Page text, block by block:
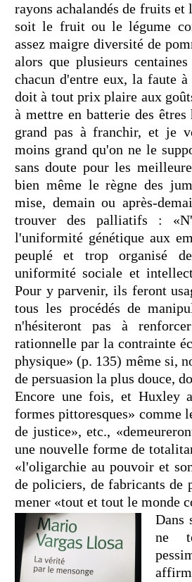
rayons achalandés de fruits et
soit le fruit ou le légume
assez maigre diversité de
alors que plusieurs
chacun d'entre eux, la faute
doit à tout prix plaire aux
à mettre en batterie des
grand pas à franchir, et je
moins grand qu'on ne le
sans doute pour les
bien même le règne des
mise, demain ou après-
trouver des palliatifs :
l'uniformité génétique aux
peuplé et trop organisé
uniformité sociale et
Pour y parvenir, ils feront
tous les procédés de
n'hésiteront pas à
rationnelle par la contrainte
physique» (p. 135) même si,
de persuasion la plus douce,
Encore une fois, et Huxley
formes pittoresques» comme
de justice», etc.,
une nouvelle forme de
«l'oligarchie au pouvoir et
de policiers, de fabricants de
mener «tout et tout le monde
Dans
ne